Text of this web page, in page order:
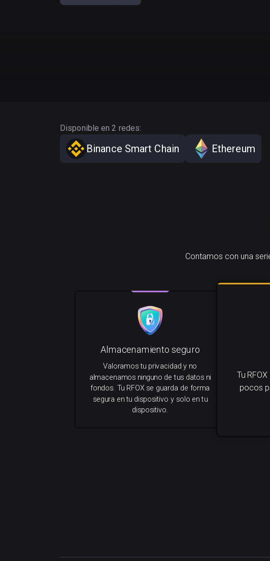
Disponible en 2 redes:
Binance Smart Chain Ethereum
Contamos con una
Tu
pocos
Almacenamiento seguro
Valoramos tu privacidad y no
almacenamos ninguno de tus datos ni
fondos. Tu RFOX se guarda de forma
segura en tu dispositivo y solo en tu
dispositivo.